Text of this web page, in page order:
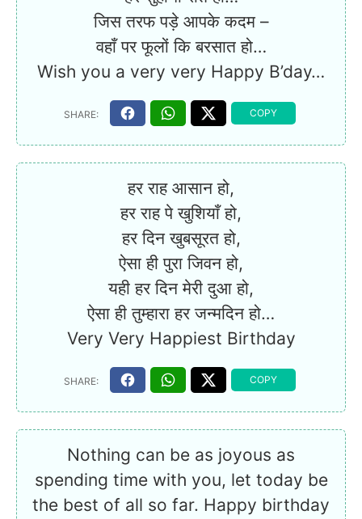
जिस तरफ पड़े आपके कदम –
वहाँ पर फूलों कि बरसात हो…
Wish you a very very Happy B’day…
हर राह आसान हो,
हर राह पे खुशियाँ हो,
हर दिन खुबसूरत हो,
ऐसा ही पुरा जिवन हो,
यही हर दिन मेरी दुआ हो,
ऐसा ही तुम्हारा हर जन्मदिन हो…
Very Very Happiest Birthday
Nothing can be as joyous as
spending time with you, let today be
the best of all so far. Happy birthday